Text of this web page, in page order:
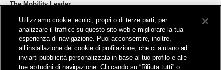
The Mobility Leader
Progettiamo e realizziamo infrastrutture per una mobilità sostenibile di
persone e merci. Accorciamo le distanze per lo sviluppo e la crescita
del nostro Paese.
Utilizziamo cookie tecnici, propri o di terze parti, per
analizzare il traffico su questo sito web e migliorare la tua
esperienza di navigazione. Puoi acconsentire, inoltre,
all’installazione dei cookie di profilazione, che ci aiutano ad
inviarti pubblicità personalizzata in base al tuo profilo e alle
tue abitudini di navigazione. Cliccando su “Rifiuta tutti” o